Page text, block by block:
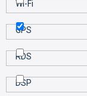
Wi-Fi
GPS
RDS
DSP